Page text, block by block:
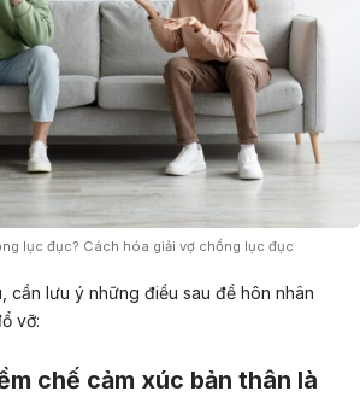
lục đục? Cách hóa giải vợ chồng lục đục
cần lưu ý những điều sau để hôn nhân
vỡ:
chế cảm xúc bản thân là